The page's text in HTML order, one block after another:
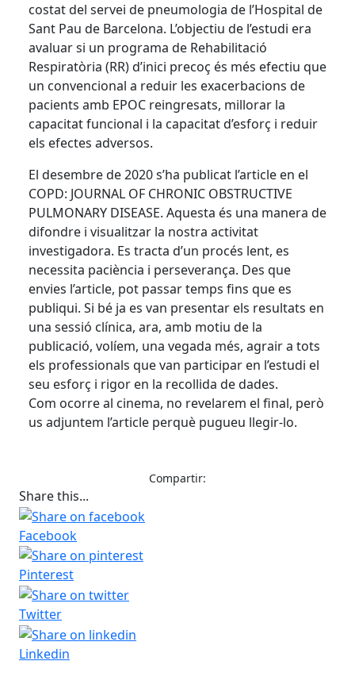
costat del servei de pneumologia de l’Hospital de
Sant Pau de Barcelona. L’objectiu de l’estudi era
avaluar si un programa de Rehabilitació
Respiratòria (RR) d’inici precoç és més efectiu que
un convencional a reduir les exacerbacions de
pacients amb EPOC reingresats, millorar la
capacitat funcional i la capacitat d’esforç i reduir
els efectes adversos.
El desembre de 2020 s’ha publicat l’article en el
COPD: JOURNAL OF CHRONIC OBSTRUCTIVE
PULMONARY DISEASE. Aquesta és una manera de
difondre i visualitzar la nostra activitat
investigadora. Es tracta d’un procés lent, es
necessita paciència i perseverança. Des que
envies l’article, pot passar temps fins que es
publiqui. Si bé ja es van presentar els resultats en
una sessió clínica, ara, amb motiu de la
publicació, volíem, una vegada més, agrair a tots
els professionals que van participar en l’estudi el
seu esforç i rigor en la recollida de dades.
Com ocorre al cinema, no revelarem el final, però
us adjuntem l’article perquè pugueu llegir-lo.
Compartir:
Share this...
Facebook
Pinterest
Twitter
Linkedin